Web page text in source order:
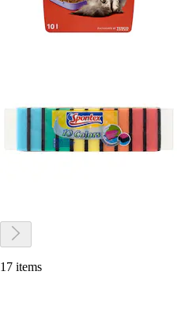
17 items